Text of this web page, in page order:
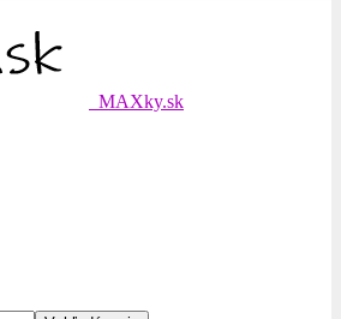
MAXky.sk